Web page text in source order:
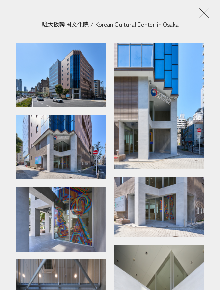
駐大阪韓国文化院 / Korean Cultural Center in Osaka